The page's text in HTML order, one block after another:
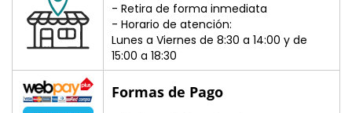
- Retira de forma inmediata
- Horario de atención:
Lunes a Viernes de 8:30 a 14:00 y de
15:00 a 18:30
Formas de Pago